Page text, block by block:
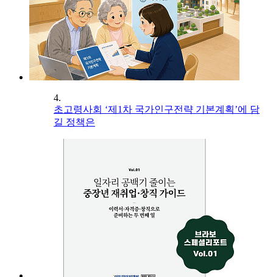
4.
초고령사회 ‘제1차 국가인구전략 기본계획’에 담
길 정책은